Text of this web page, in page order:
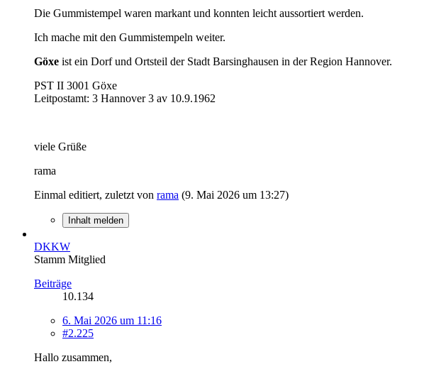
Die Gummistempel waren markant und konnten leicht aussortiert werden.
Ich mache mit den Gummistempeln weiter.
Göxe ist ein Dorf und Ortsteil der Stadt Barsinghausen in der Region Hannover.
PST II 3001 Göxe
Leitpostamt: 3 Hannover 3 av 10.9.1962
viele Grüße
rama
Einmal editiert, zuletzt von rama (9. Mai 2026 um 13:27)
Inhalt melden
DKKW
Stamm Mitglied
Beiträge
10.134
6. Mai 2026 um 11:16
#2.225
Hallo zusammen,